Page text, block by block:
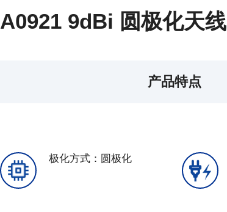
A0921 9dBi 圆极化天线
产品特点
极化方式：圆极化